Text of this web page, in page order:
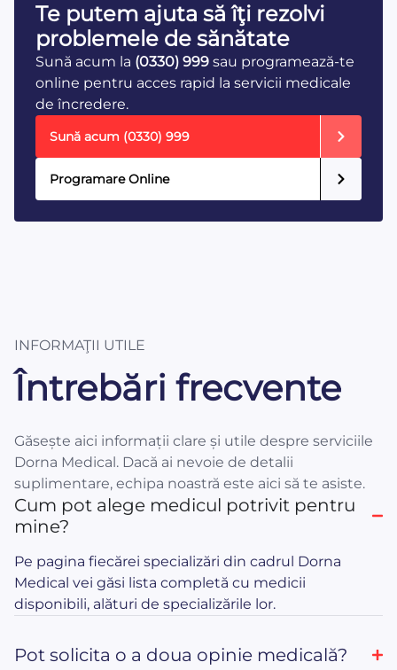
Te putem ajuta să îţi rezolvi
problemele de sănătate
Sună acum la (0330) 999 sau programează-te
online pentru acces rapid la servicii medicale
de încredere.
Sună acum (0330) 999
Programare Online
INFORMAŢII UTILE
Întrebări frecvente
Găsește aici informații clare și utile despre serviciile
Dorna Medical. Dacă ai nevoie de detalii
suplimentare, echipa noastră este aici să te asiste.
Cum pot alege medicul potrivit pentru
mine?
Pe pagina fiecărei specializări din cadrul Dorna
Medical vei găsi lista completă cu medicii
disponibili, alături de specializările lor.
Pot solicita o a doua opinie medicală?